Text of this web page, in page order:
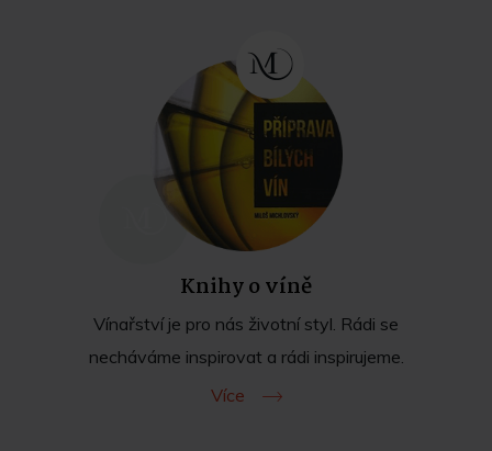
Knihy o víně
Vínařství je pro nás životní styl. Rádi se
necháváme inspirovat a rádi inspirujeme.
Více